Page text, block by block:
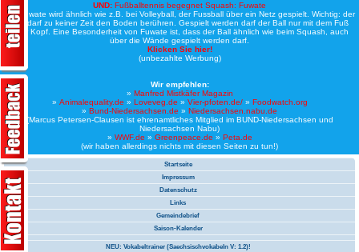
UND: Fußballtennis begegnet Squash: Fuwate
Bei Fuwate wird ähnlich wie z.B. bei Volleyball, der Fussball über ein Netz gespielt. Wichtig: der
Ball darf zu keiner Zeit den Boden berühren. Gespielt werden darf der Ball nur mit dem Fuß
oder Kopf. Eine Besonderheit von Fuwate ist, dass der Ball ähnlich wie beim Squash, auch
über die Wände gespielt werden darf.
Klicken Sie hier!
(unbezahlte Werbung)
Wir empfehlen:
» Manfred Mistkäfer Magazin
» Animalequality.de » Loveveg.de » Vier-pfoten.de/» Foodwatch.org
» Bund-Niedersachsen.de » Niedersachsen.nabu.de
(Marcus Petersen-Clausen ist ehrenamtliches Mitglied im BUND-Niedersachsen und
Niedersachsen Nabu)
» WWF.de » Greenpeace.de » Peta.de
(wir haben allerdings nichts mit diesen Seiten zu tun!)
Startseite
Impressum
Datenschutz
Links
Gemeindebrief
Saison-Kalender
NEU: Vokabeltrainer (Saechsischvokabeln V: 1.2)!